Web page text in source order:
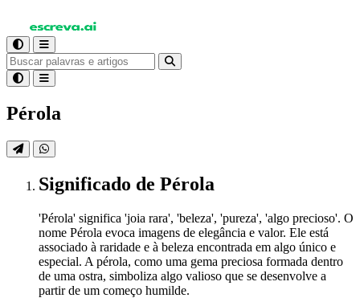
Pérola
Significado de Pérola
'Pérola' significa 'joia rara', 'beleza', 'pureza', 'algo precioso'. O
nome Pérola evoca imagens de elegância e valor. Ele está
associado à raridade e à beleza encontrada em algo único e
especial. A pérola, como uma gema preciosa formada dentro
de uma ostra, simboliza algo valioso que se desenvolve a
partir de um começo humilde.